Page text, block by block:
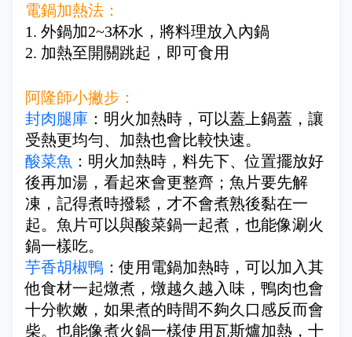
電鍋加熱法：
1. 外鍋加2~3杯水，將料理放入內鍋
2. 加熱至開關跳起，即可食用
阿隆師小撇步：
封肉腿庫 ：明火加熱時，可以蓋上鍋蓋，讓
受熱更均勻、加熱也會比較快速。
酸菜魚 ：明火加熱時，料先下、位置擺放好
後再加湯，看起來會更整齊；魚片要先解
凍，記得煮時撥鬆，才不會煮熟後黏在一
起。魚片可以與酸菜鍋一起煮，也能像涮火
鍋一樣吃。
芋香胡椒鴨 ：使用電鍋加熱時，可以加入其
他食材一起燉煮，燉越久越入味，鴨肉也會
十分軟嫩，如果煮的時間不夠久口感反而會
柴。也能像煮火鍋一樣使用瓦斯爐加熱，十